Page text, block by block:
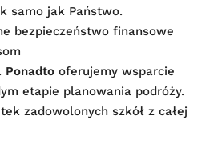
samo jak Państwo.
bezpieczeństwo finansowe
Ponadto oferujemy wsparcie
etapie planowania podróży.
zadowolonych szkół z całej